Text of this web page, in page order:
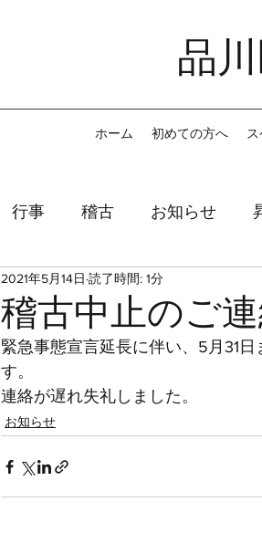
品
ホーム 初めての方へ
行事 稽古 お知らせ
稽古中止のご
2021年5月14日 読了時間: 1分
緊急事態宣言延長に伴い、5月31
す。
連絡が遅れ失礼しました。
お知らせ